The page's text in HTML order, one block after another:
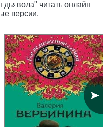
читать онлайн
версии.